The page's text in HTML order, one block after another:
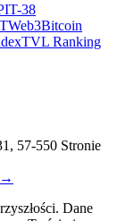
38
Web3Bitcoin
TVL Ranking
57-550 Stronie
→
Dane